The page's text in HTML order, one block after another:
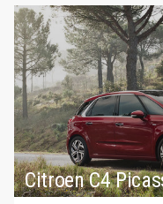
Citroen C4